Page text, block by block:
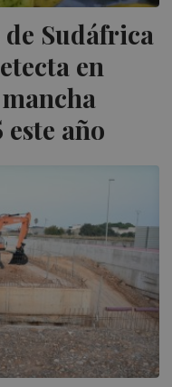
Sudáfrica
en
este año